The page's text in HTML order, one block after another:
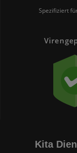
Spezifiziert
Kita